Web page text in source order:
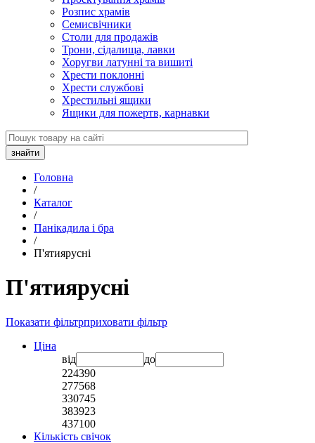
Розпис храмів
Семисвічники
Столи для продажів
Трони, сідалища, лавки
Хоругви латунні та вишиті
Хрести поклонні
Хрести службові
Хрестильні ящики
Ящики для пожертв, карнавки
Головна
/
Каталог
/
Панікадила і бра
/
П'ятиярусні
П'ятиярусні
Показати фільтрприховати фільтр
Ціна
від
до
224390
277568
330745
383923
437100
Кількість свічок